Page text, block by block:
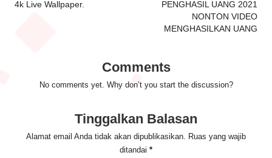
4k Live Wallpaper.
PENGHASIL UANG 2021
NONTON VIDEO
MENGHASILKAN UANG
Comments
No comments yet. Why don’t you start the discussion?
Tinggalkan Balasan
Alamat email Anda tidak akan dipublikasikan. Ruas yang wajib
ditandai *